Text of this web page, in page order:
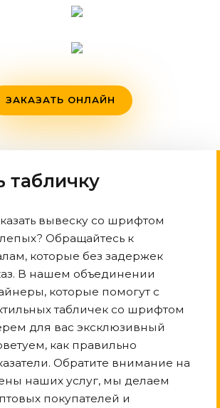
ЗАКАЗАТЬ ОНЛАЙН
табличку
вывеску со шрифтом
Обращайтесь к
которые без задержек
В нашем объединении
которые помогут с
табличек со шрифтом
для вас эксклюзивный
как правильно
Обратите внимание на
наших услуг, мы делаем
покупателей и